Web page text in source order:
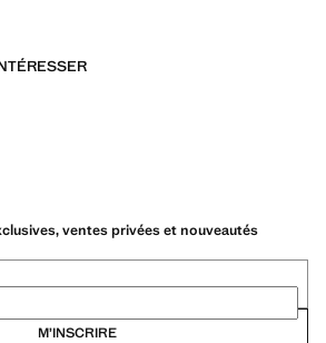
ventes privées et nouveautés
M’INSCRIRE